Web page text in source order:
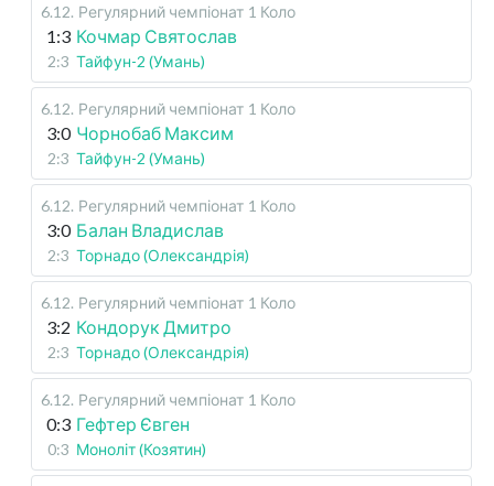
6.12. Регулярний чемпіонат 1 Коло
1:3 Кочмар Святослав
2:3 Тайфун-2 (Умань)
6.12. Регулярний чемпіонат 1 Коло
3:0 Чорнобаб Максим
2:3 Тайфун-2 (Умань)
6.12. Регулярний чемпіонат 1 Коло
3:0 Балан Владислав
2:3 Торнадо (Олександрія)
6.12. Регулярний чемпіонат 1 Коло
3:2 Кондорук Дмитро
2:3 Торнадо (Олександрія)
6.12. Регулярний чемпіонат 1 Коло
0:3 Гефтер Євген
0:3 Моноліт (Козятин)